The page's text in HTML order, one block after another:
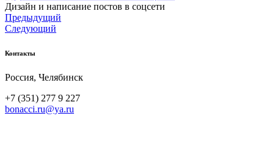
Дизайн и написание постов в соцсети
Предыдущий
Следующий
Контакты
Россия, Челябинск
+7 (351) 277 9 227
bonacci.ru@ya.ru